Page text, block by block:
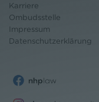
Karriere
Ombudsstelle
Impressum
Datenschutzerklärung